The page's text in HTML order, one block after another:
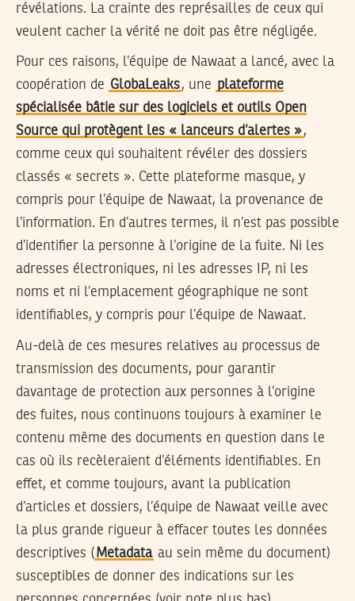
révélations. La crainte des représailles de ceux qui
veulent cacher la vérité ne doit pas être négligée.
Pour ces raisons, l’équipe de Nawaat a lancé, avec la
coopération de GlobaLeaks, une plateforme
spécialisée bâtie sur des logiciels et outils Open
Source qui protègent les « lanceurs d’alertes »,
comme ceux qui souhaitent révéler des dossiers
classés « secrets ». Cette plateforme masque, y
compris pour l’équipe de Nawaat, la provenance de
l’information. En d’autres termes, il n’est pas possible
d’identifier la personne à l’origine de la fuite. Ni les
adresses électroniques, ni les adresses IP, ni les
noms et ni l’emplacement géographique ne sont
identifiables, y compris pour l’équipe de Nawaat.
Au-delà de ces mesures relatives au processus de
transmission des documents, pour garantir
davantage de protection aux personnes à l’origine
des fuites, nous continuons toujours à examiner le
contenu même des documents en question dans le
cas où ils recèleraient d’éléments identifiables. En
effet, et comme toujours, avant la publication
d’articles et dossiers, l’équipe de Nawaat veille avec
la plus grande rigueur à effacer toutes les données
descriptives ( Metadata au sein même du document)
susceptibles de donner des indications sur les